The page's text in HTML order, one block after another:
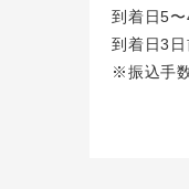
到着日5
到着日3
※振込手